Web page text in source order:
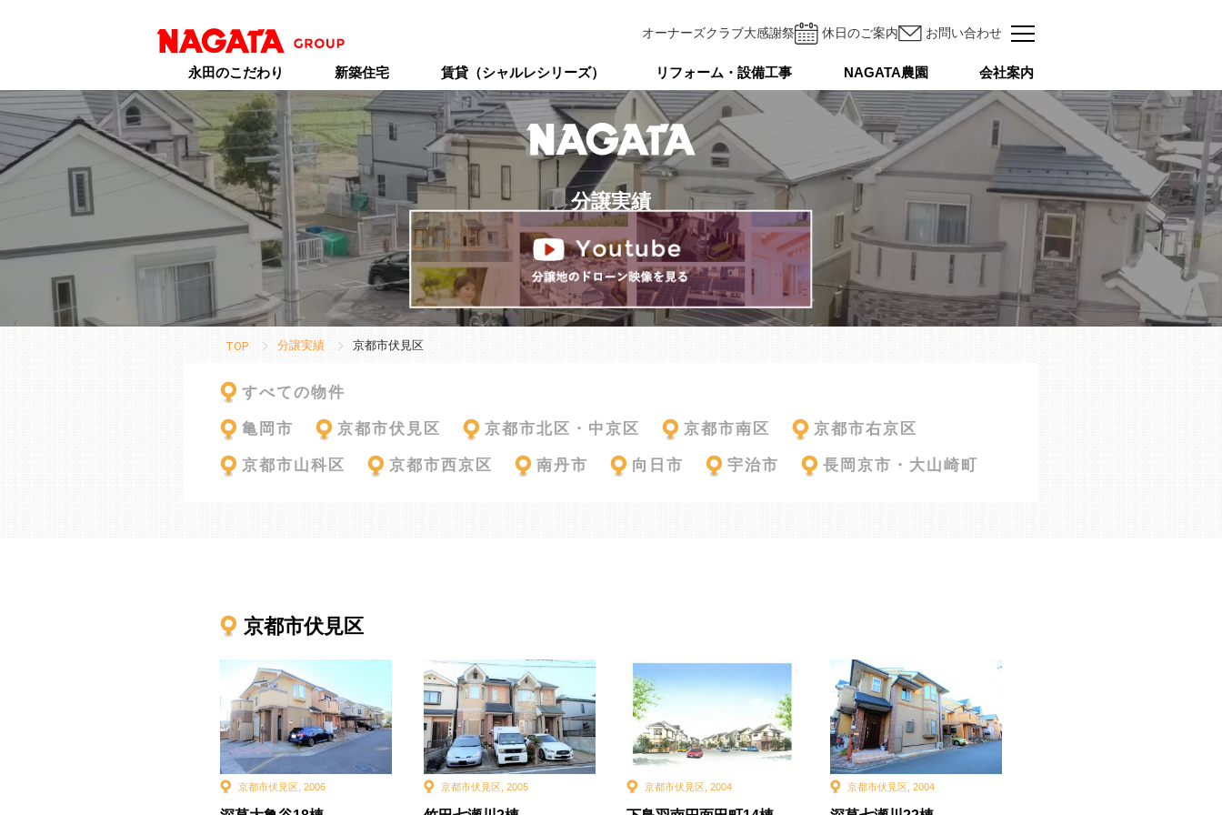
オーナーズクラブ大感謝祭 休日のご案内 お問い合わせ
永田のこだわり 新築住宅 賃貸（シャルレシリーズ） リフォーム・設備工事 NAGATA農園 会社案内
分譲実績
TOP 分譲実績 京都市伏見区
すべての物件
亀岡市 京都市伏見区 京都市北区・中京区 京都市南区 京都市右京区
京都市山科区 京都市西京区 南丹市 向日市 宇治市 長岡京市・大山崎町
京都市伏見区
京都市伏見区, 2006 京都市伏見区 ,2005 京都市伏見区, 2004 京都市伏見区 ,2004